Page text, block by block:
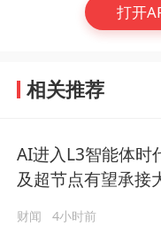
打开
相关推荐
AI进入L3智能体时
及超节点有望承接
财闻 4小时前